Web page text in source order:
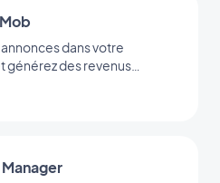
dans votre
générez des revenus